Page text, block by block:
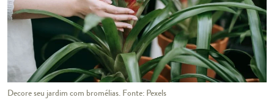
Decore seu jardim com bromélias. Fonte: Pexels